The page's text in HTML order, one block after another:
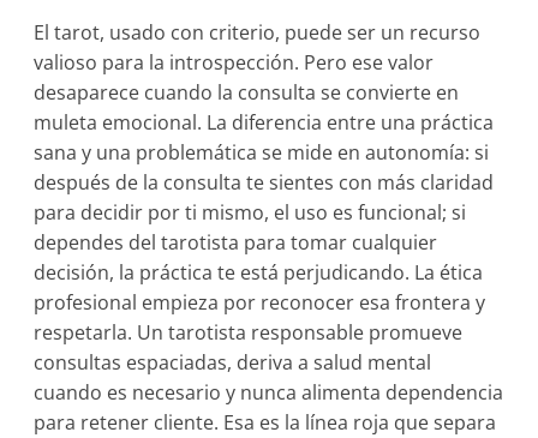
El tarot, usado con criterio, puede ser un recurso
valioso para la introspección. Pero ese valor
desaparece cuando la consulta se convierte en
muleta emocional. La diferencia entre una práctica
sana y una problemática se mide en autonomía: si
después de la consulta te sientes con más claridad
para decidir por ti mismo, el uso es funcional; si
dependes del tarotista para tomar cualquier
decisión, la práctica te está perjudicando. La ética
profesional empieza por reconocer esa frontera y
respetarla. Un tarotista responsable promueve
consultas espaciadas, deriva a salud mental
cuando es necesario y nunca alimenta dependencia
para retener cliente. Esa es la línea roja que separa